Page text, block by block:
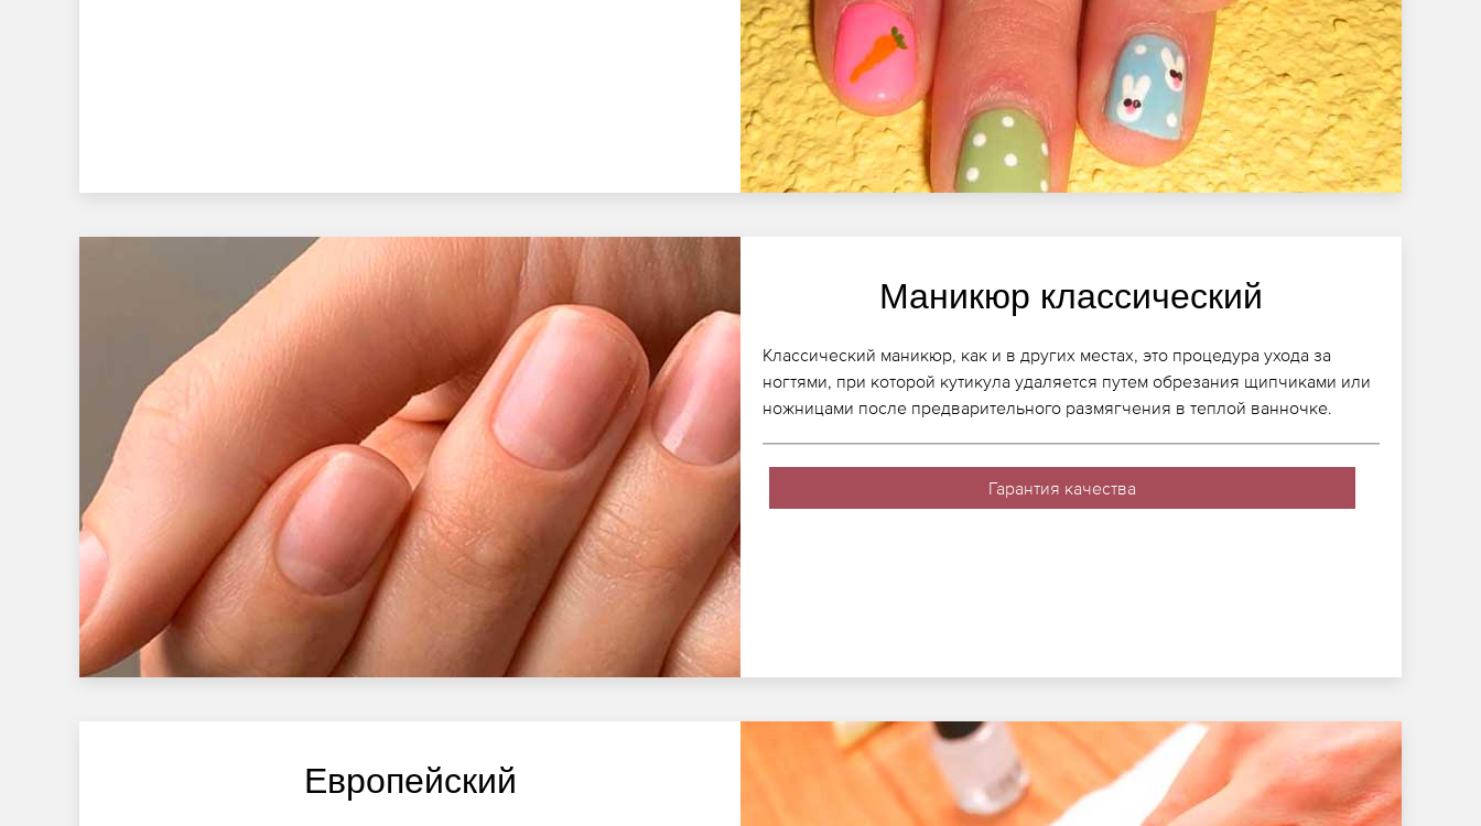
Маникюр классический
Классический маникюр, как и в других местах, это процедура ухода за
ногтями, при которой кутикула удаляется путем обрезания щипчиками или
ножницами после предварительного размягчения в теплой ванночке.
Гарантия качества
Европейский